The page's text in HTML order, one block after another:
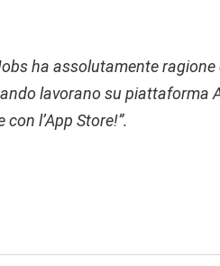
ha assolutamente
lavorano su piattaforma
l’App Store!”.